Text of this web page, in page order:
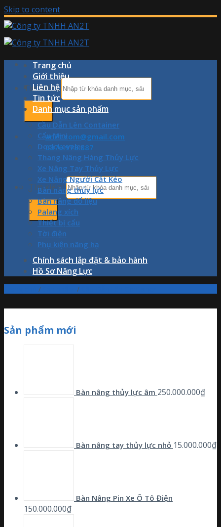
Skip to content
Tìm kiếm:
an2t.com@gmail.com
0876.978.887
Tìm kiếm:
Trang chủ
Giới thiệu
Liên hệ
Tin tức
Danh mục sản phẩm
Cầu Dẫn Lên Container
Cẩu Mini
Dock Leveler
Thang Nâng Hàng Thủy Lực
Xe Nâng Tay Thủy Lực
Xe Nâng Người Cắt Kéo
Bàn nâng thủy lực
Bàn nâng đổ liệu
Palang xích
Thiết bị cẩu
Tời điện
Phụ kiện nâng hạ
Chính sách lắp đặt & bảo hành
Hồ Sơ Năng Lực
/ /
Sản phẩm mới
Bàn nâng thủy lực âm 250.000.000₫
Bàn nâng tay thủy lực nhỏ 15.000.000₫
Bàn Nâng Pin Xe Ô Tô Điện
150.000.000₫